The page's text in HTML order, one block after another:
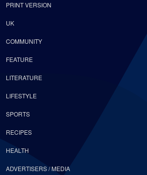
PRINT VERSION
UK
COMMUNITY
FEATURE
LITERATURE
LIFESTYLE
SPORTS
RECIPES
HEALTH
ADVERTISERS / MEDIA